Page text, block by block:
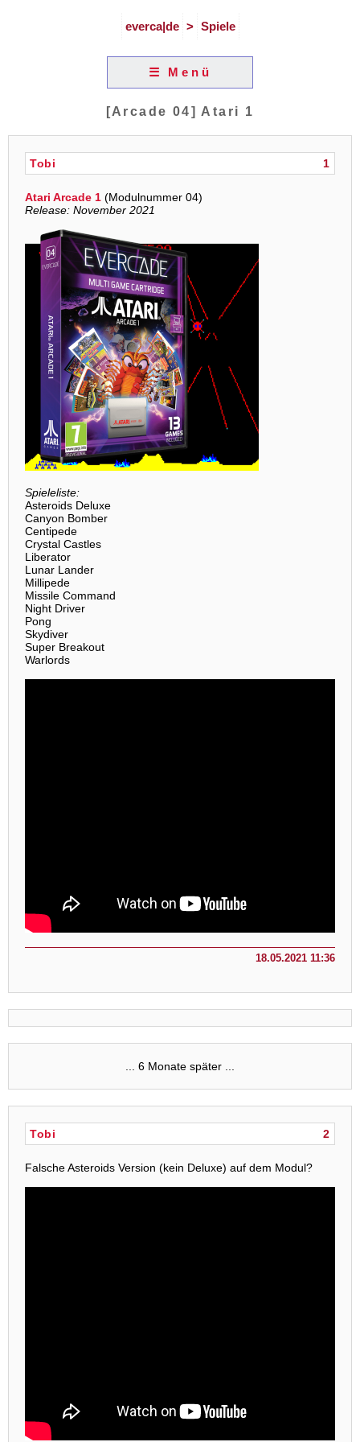
everca|de > Spiele
☰ Menü
[Arcade 04] Atari 1
1
Tobi
Atari Arcade 1 (Modulnummer 04)
Release: November 2021
Spieleliste:
Asteroids Deluxe
Canyon Bomber
Centipede
Crystal Castles
Liberator
Lunar Lander
Millipede
Missile Command
Night Driver
Pong
Skydiver
Super Breakout
Warlords
18.05.2021 11:36
... 6 Monate später ...
2
Tobi
Falsche Asteroids Version (kein Deluxe) auf dem Modul?